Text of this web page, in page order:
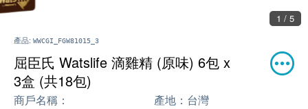
2 / 5
產品: WWCGI_FGW81015_3
屈臣氏 Watslife 滴雞精 (原味) 6包 x
3盒 (共18包)
商戶名稱：
產地： 台灣